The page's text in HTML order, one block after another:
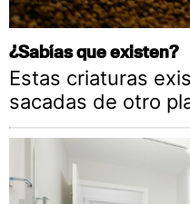
¿Sabías que existen?
Estas criaturas
sacadas de otro